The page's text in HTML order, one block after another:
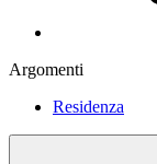
Argomenti
Residenza